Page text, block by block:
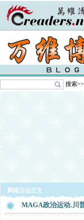
搜索>>
网络日志正文
MAGA政治运动.川